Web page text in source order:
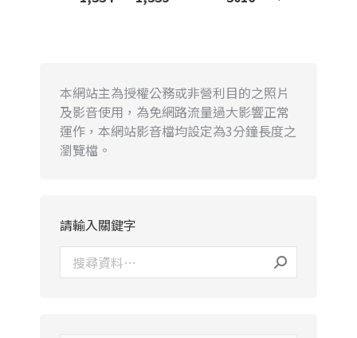
本網站主為授權公務或非營利目的之照片
及影音使用，為免網路流量過大影響正常
運作，本網站影音檔均設定為3分鐘長度之
瀏覽檔。
請輸入關鍵字